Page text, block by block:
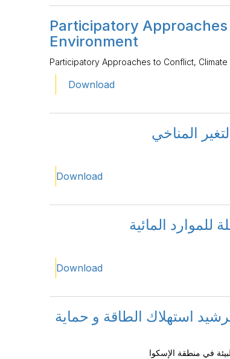
Participatory
Environment
Participatory Approaches to Conflict,
Download
المناخي
Download
للموارد المائية
Download
استهلاك الطاقة و حماية
في منطقة الإسكوا